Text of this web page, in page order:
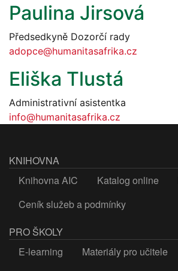
Paulina Jirsová
Předsedkyně Dozorčí rady
adopce@humanitasafrika.cz
Eliška Tlustá
Administrativní asistentka
info@humanitasafrika.cz
KNIHOVNA
Knihovna AIC
Katalog online
Ceník služeb a podmínky
PRO ŠKOLY
E-learning
Materiály pro učitele